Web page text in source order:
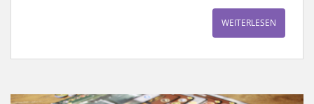
WEITERLESEN